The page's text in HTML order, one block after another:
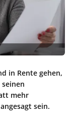
in Rente gehen,
mehr
sein.